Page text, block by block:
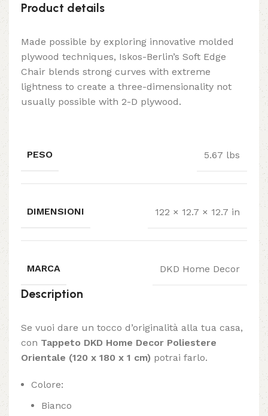
Product details
Made possible by exploring innovative molded
plywood techniques, Iskos-Berlin’s Soft Edge
Chair blends strong curves with extreme
lightness to create a three-dimensionality not
usually possible with 2-D plywood.
PESO 5.67 lbs
DIMENSIONI 122 × 12.7 × 12.7 in
MARCA DKD Home Decor
Description
Se vuoi dare un tocco d’originalità alla tua casa,
con Tappeto DKD Home Decor Poliestere
Orientale (120 x 180 x 1 cm) potrai farlo.
Colore:
Bianco